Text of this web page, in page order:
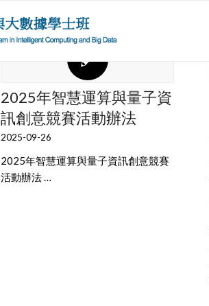
2025年智慧運算與量子資
訊創意競賽活動辦法
2025-09-26
2025年智慧運算與量子資訊創意競賽
活動辦法 …